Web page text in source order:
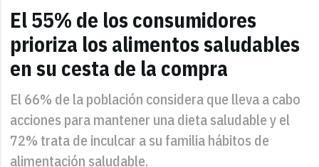
El 55% de los consumidores
prioriza los alimentos saludables
en su cesta de la compra
El 66% de la población considera que lleva a cabo
acciones para mantener una dieta saludable y el
72% trata de inculcar a su familia hábitos de
alimentación saludable.